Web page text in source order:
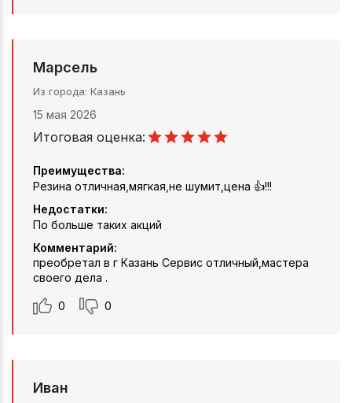
Марсель
Из города Казань
15 мая 2026
Итоговая оценка:
Преимущества:
Резина отличная,мягкая,не шумит,цена 👍!!!
Недостатки:
По больше таких акций
Комментарий:
преобретал в г Казань Сервис отличный,мастера
своего дела .
0 0
Иван